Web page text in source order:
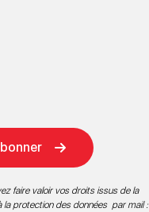
faire valoir vos droits issus de la
la protection des données par mail :